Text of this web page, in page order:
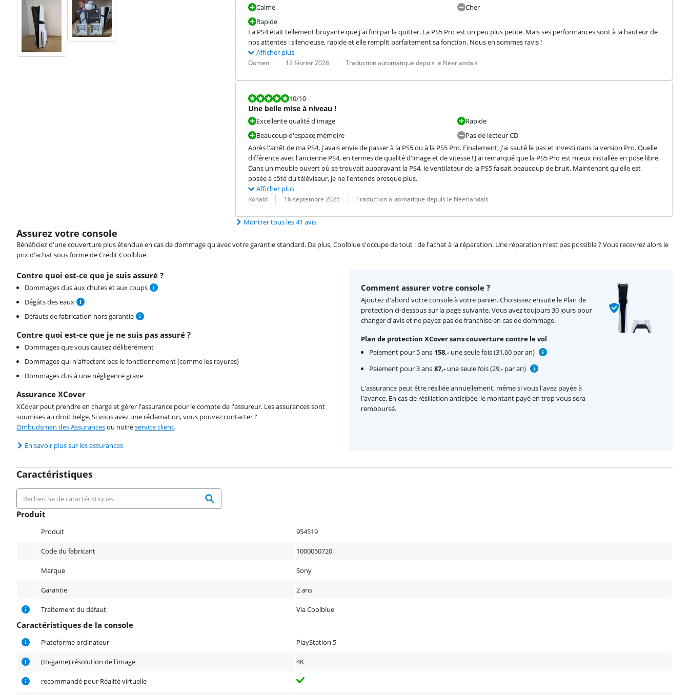
Calme
Rapide
Cher
La PS4 était tellement bruyante que j'ai fini par la quitter. La PS5 Pro est un peu plus petite. Mais ses performances sont à la hauteur de
nos attentes : silencieuse, rapide et elle remplit parfaitement sa fonction. Nous en sommes ravis !
Afficher plus
Évaluation par :
Oomen
Date : 12 février 2026
Traduction : Traduction automatique depuis le Néerlandais
La note est 10 sur 10.
10/10
Une belle mise à niveau !
Excellente qualité d'image
Beaucoup d'espace mémoire
Rapide
Pas de lecteur CD
Après l'arrêt de ma PS4, j'avais envie de passer à la PS5 ou à la PS5 Pro. Finalement, j'ai sauté le pas et investi dans la version Pro. Quelle
différence avec l'ancienne PS4, en termes de qualité d'image et de vitesse ! J'ai remarqué que la PS5 Pro est mieux installée en pose libre.
Dans un meuble ouvert où se trouvait auparavant la PS4, le ventilateur de la PS5 faisait beaucoup de bruit. Maintenant qu'elle est
posée à côté du téléviseur, je ne l'entends presque plus.
Afficher plus
Évaluation par :
Ronald
Date : 16 septembre 2025
Traduction : Traduction automatique depuis le Néerlandais
Montrer tous les 41 avis
Assurez votre console
Bénéficiez d'une couverture plus étendue en cas de dommage qu'avec votre garantie standard. De plus, Coolblue s'occupe de tout : de l'achat à la réparation. Une réparation n'est pas possible ? Vous recevrez alors le
prix d'achat sous forme de Crédit Coolblue.
Contre quoi est-ce que je suis assuré ?
Dommages dus aux chutes et aux coups
Dégâts des eaux
Défauts de fabrication hors garantie
Contre quoi est-ce que je ne suis pas assuré ?
Dommages que vous causez délibérément
Dommages qui n'affectent pas le fonctionnement (comme les rayures)
Dommages dus à une négligence grave
Assurance XCover
XCover peut prendre en charge et gérer l'assurance pour le compte de l'assureur. Les assurances sont
soumises au droit belge. Si vous avez une réclamation, vous pouvez contacter l'
Ombudsman des Assurancesou notreservice client.
En savoir plus sur les assurances
Comment assurer votre console ?
Ajoutez d'abord votre console à votre panier. Choisissez ensuite le Plan de
protection ci-dessous sur la page suivante. Vous avez toujours 30 jours pour
changer d'avis et ne payez pas de franchise en cas de dommage.
Plan de protection XCover sans couverture contre le vol
Paiement pour 5 ans 158,-une seule fois (31,60 par an)
Paiement pour 3 ans 87,-une seule fois (29,- par an)
L'assurance peut être résiliée annuellement, même si vous l'avez payée à
l'avance. En cas de résiliation anticipée, le montant payé en trop vous sera
remboursé.
Caractéristiques
Produit
Produit 954519
Code du fabricant 1000050720
Marque Sony
Garantie 2 ans
Traitement du défaut Via Coolblue
Caractéristiques de la console
Caractéristiques de la console
Plateforme ordinateur PlayStation 5
(In-game) résolution de l'image 4K
recommandé pour Réalité virtuelle